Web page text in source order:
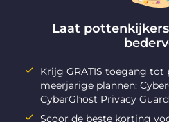
Laat
Krijg GRATIS toegang
meerjarige plannen:
CyberGhost Privacy Guard
Scoor de beste korting